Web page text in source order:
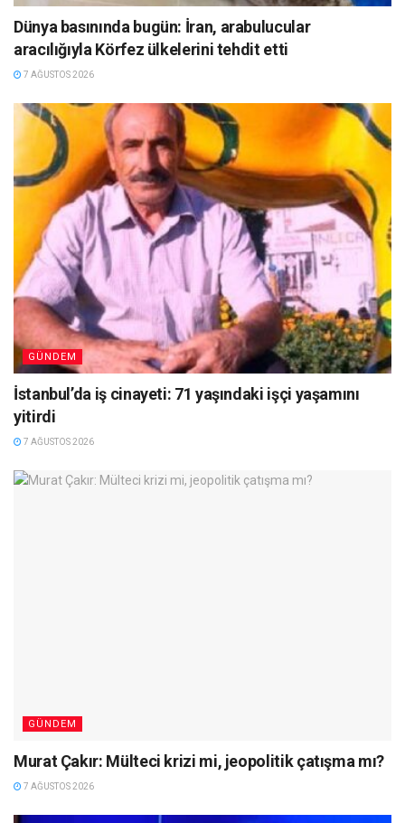
Dünya basınında bugün: İran, arabulucular
aracılığıyla Körfez ülkelerini tehdit etti
7 AĞUSTOS 2026
GÜNDEM
İstanbul’da iş cinayeti: 71 yaşındaki işçi yaşamını
yitirdi
7 AĞUSTOS 2026
GÜNDEM
Murat Çakır: Mülteci krizi mi, jeopolitik çatışma mı?
7 AĞUSTOS 2026